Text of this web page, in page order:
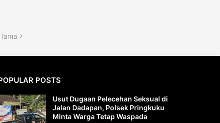
POSTS
Usut Dugaan Pelecehan Seksual di
Jalan Dadapan, Polsek Pringkuku
Minta Warga Tetap Waspada